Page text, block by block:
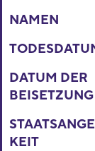
NAMEN
DATUM DER
BEISETZUNG
KEIT